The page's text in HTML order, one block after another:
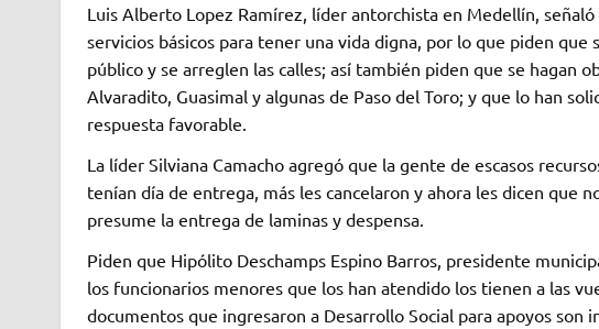
Luis Alberto Lopez Ramírez, líder antorchista en Medellín,
servicios básicos para tener una vida digna, por lo que piden
público y se arreglen las calles; así también piden que se hagan
Alvaradito, Guasimal y algunas de Paso del Toro; y que lo han
respuesta favorable.
La líder Silviana Camacho agregó que la gente de escasos
tenían día de entrega, más les cancelaron y ahora les dicen que
presume la entrega de laminas y despensa.
Piden que Hipólito Deschamps Espino Barros, presidente
los funcionarios menores que los han atendido los tienen a las
documentos que ingresaron a Desarrollo Social para apoyos